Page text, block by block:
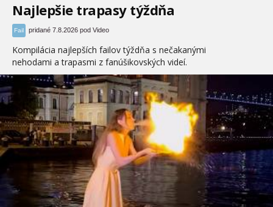
Najlepšie trapasy týždňa
Fail pridané 7.8.2026 pod Video
Kompilácia najlepších failov týždňa s nečakanými
nehodami a trapasmi z fanúšikovských videí.